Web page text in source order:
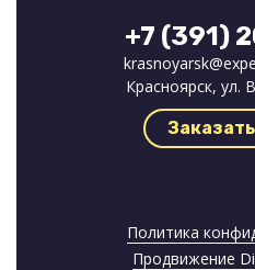
+7 (391)
Красноярск, ул.
Политика
Продвижение